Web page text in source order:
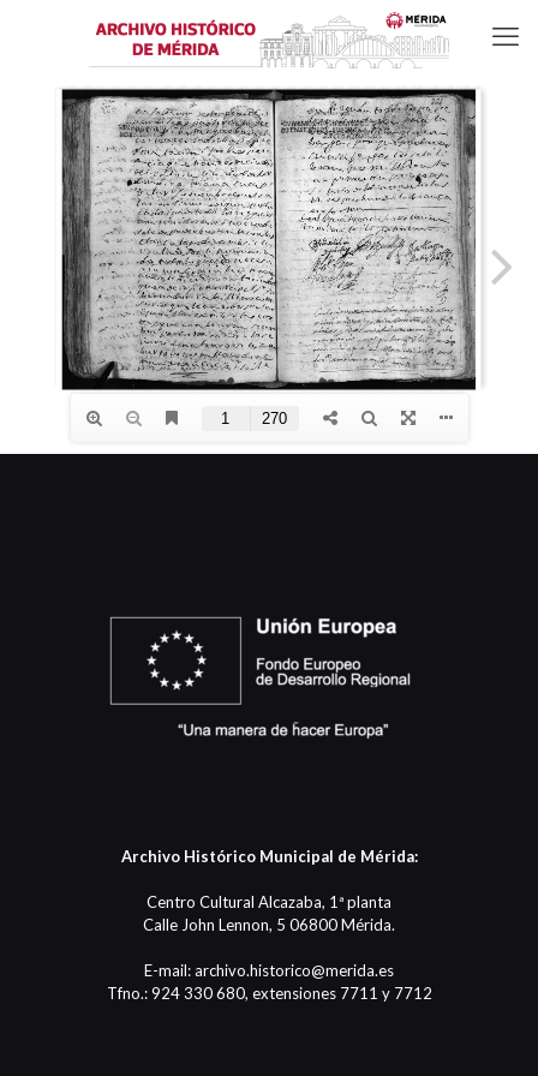
Archivo Histórico Municipal de Mérida:
Centro Cultural Alcazaba, 1ª planta
Calle John Lennon, 5 06800 Mérida.
E-mail: archivo.historico@merida.es
Tfno.: 924 330 680, extensiones 7711 y 7712